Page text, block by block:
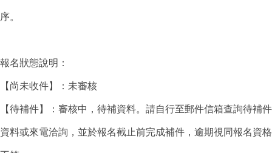
序。
報名狀態說明：
【尚未收件】：未審核
【待補件】：審核中，待補資料。請自行至郵件信箱查詢待補件
資料或來電洽詢，並於報名截止前完成補件，逾期視同報名資格